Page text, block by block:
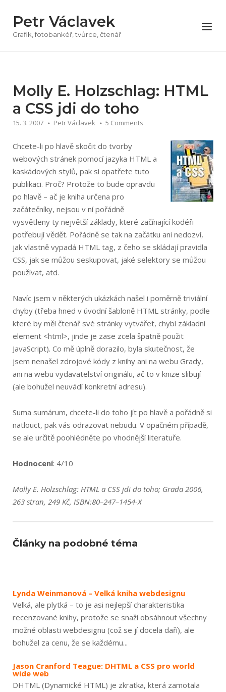
obsah
Petr Václavek
Grafik, fotobankéř, tvůrce, čtenář
Menu
Molly E. Holzschlag: HTML
a CSS jdi do toho
15. 3. 2007 Petr Václavek 5 Comments
Chcete-li po hlavě skočit do tvorby
webových stránek pomocí jazyka HTML a
kaskádových stylů, pak si opatřete tuto
publikaci. Proč? Protože to bude opravdu
po hlavě – ač je kniha určena pro
začátečníky, nejsou v ní pořádně
vysvětleny ty největší základy, které začínající kodéři
potřebují vědět. Pořádně se tak na začátku ani nedozví,
jak vlastně vypadá HTML tag, z čeho se skládají pravidla
CSS, jak se můžou seskupovat, jaké selektory se můžou
používat, atd.
Navíc jsem v některých ukázkách našel i poměrně triviální
chyby (třeba hned v úvodní šabloně HTML stránky, podle
které by měl čtenář své stránky vytvářet, chybí základní
element <html>, jinde je zase zcela špatně použit
JavaScript). Co mě úplně dorazilo, byla skutečnost, že
jsem nenašel zdrojové kódy z knihy ani na webu Grady,
ani na webu vydavatelství originálu, ač to v knize slibují
(ale bohužel neuvádí konkretní adresu).
Suma sumárum, chcete-li do toho jít po hlavě a pořádně si
natlouct, pak vás odrazovat nebudu. V opačném případě,
se ale určitě poohlédněte po vhodnější literatuře.
Hodnocení: 4/10
Molly E. Holzschlag: HTML a CSS jdi do toho; Grada 2006,
263 stran, 249 Kč, ISBN:80–247–1454-X
Články na podobné téma
Lynda Weinmanová – Velká kniha webdesignu
Velká, ale plytká – to je asi nejlepší charakteristika
recenzované knihy, protože se snaží obsáhnout všechny
možné oblasti webdesignu (což se jí docela daří), ale
bohužel za cenu, že se každému...
Jason Cranford Teague: DHTML a CSS pro world
wide web
DHTML (Dynamické HTML) je zkratka, která zamotala